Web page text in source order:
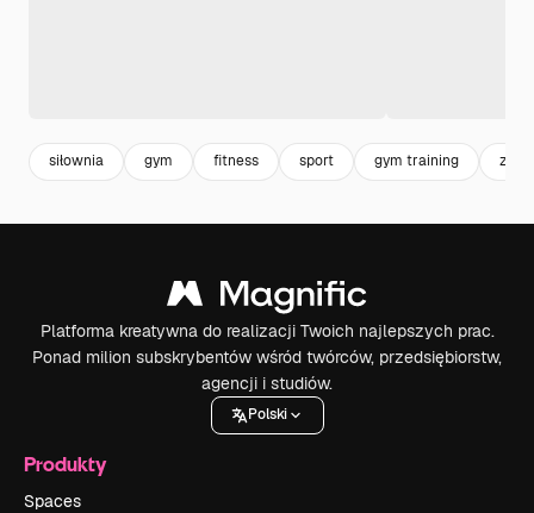
siłownia gym fitness sport gym training
Platforma kreatywna do realizacji Twoich najlepszych prac.
Ponad milion subskrybentów wśród twórców, przedsiębiorstw,
agencji i studiów.
Polski
Produkty
Spaces